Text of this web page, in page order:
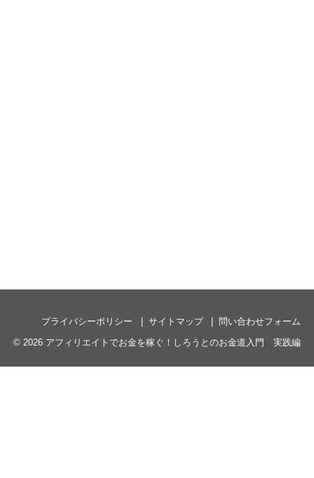
プライバシーポリシー サイトマップ
問い合わせフォーム
© 2026 アフィリエイトでお金を稼ぐ！しろうとのお金道入門 実践編